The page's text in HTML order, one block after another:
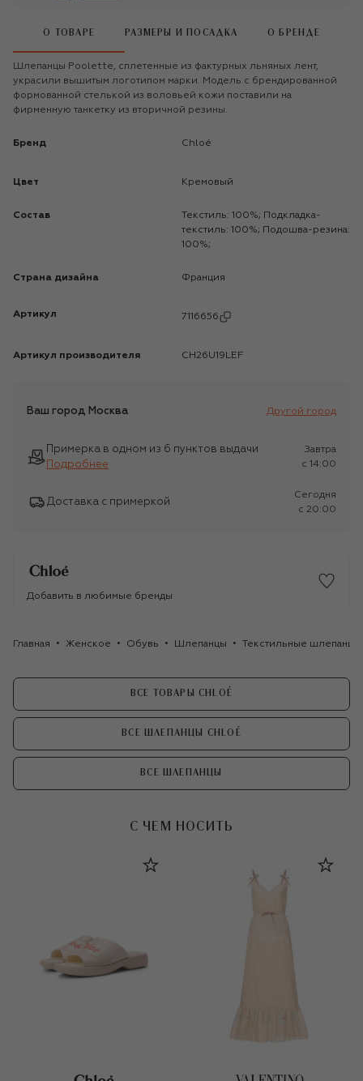
О ТОВАРЕ РАЗМЕРЫ И ПОСАДКА О БРЕНДЕ
Шлепанцы Poolette, сплетенные из фактурных льняных лент,
украсили вышитым логотипом марки. Модель с брендированной
формованной стелькой из воловьей кожи поставили на
фирменную танкетку из вторичной резины.
Бренд Chloé
Цвет Кремовый
Состав
Текстиль: 100%; Подкладка-
текстиль: 100%; Подошва-резина:
100%;
Страна дизайна Франция
Артикул 7116656
Артикул производителя CH26U19LEF
Ваш город Москва Другой город
Примерка в одном из 6 пунктов выдачи
Подробнее
Завтра
c 14:00
Доставка с примеркой
Сегодня
c 20:00
Добавить в любимые бренды
Главная Женское Обувь Шлепанцы Текстильные
ВСЕ ТОВАРЫ CHLOÉ
ВСЕ ШЛЕПАНЦЫ CHLOÉ
ВСЕ ШЛЕПАНЦЫ
С ЧЕМ НОСИТЬ